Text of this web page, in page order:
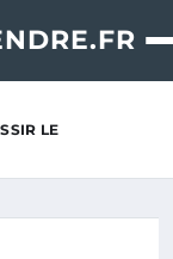
LE